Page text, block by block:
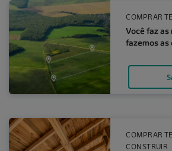
Você faz as medições. Nós
COMPRAR
Você faz as
fazemos as
O chamado dois em um.
COMPRAR
CONSTRUIR